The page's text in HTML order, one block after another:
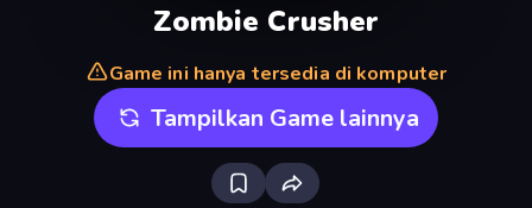
Zombie Crusher
Game ini hanya tersedia di komputer
Tampilkan Game lainnya